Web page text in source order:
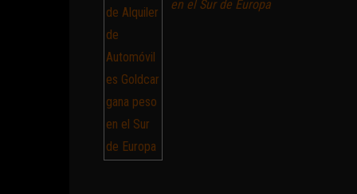
en el Sur de Europa